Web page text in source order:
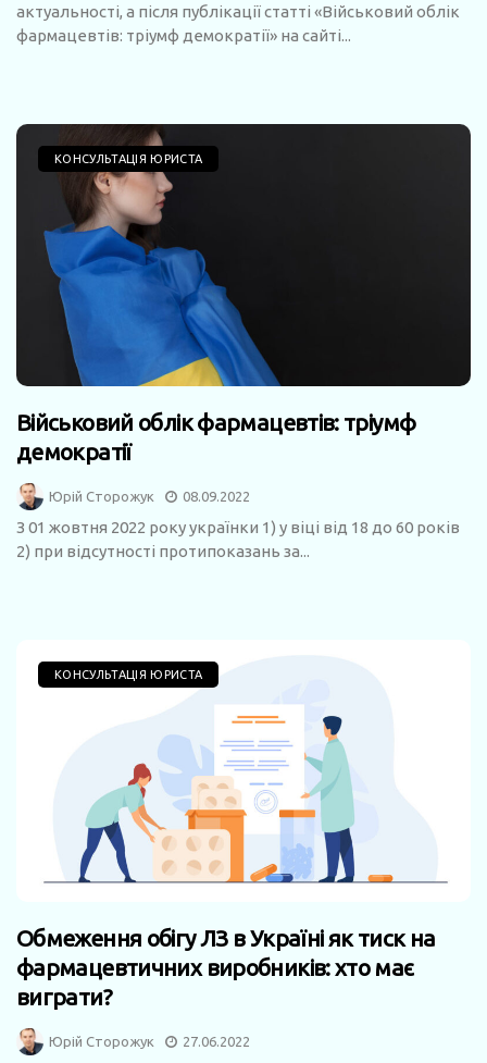
актуальності, а після публікації статті «Військовий облік
фармацевтів: тріумф демократії» на сайті...
КОНСУЛЬТАЦІЯ ЮРИСТА
Військовий облік фармацевтів: тріумф
демократії
Юрій Сторожук 08.09.2022
З 01 жовтня 2022 року українки 1) у віці від 18 до 60 років
2) при відсутності протипоказань за...
КОНСУЛЬТАЦІЯ ЮРИСТА
Обмеження обігу ЛЗ в Україні як тиск на
фармацевтичних виробників: хто має
виграти?
Юрій Сторожук 27.06.2022